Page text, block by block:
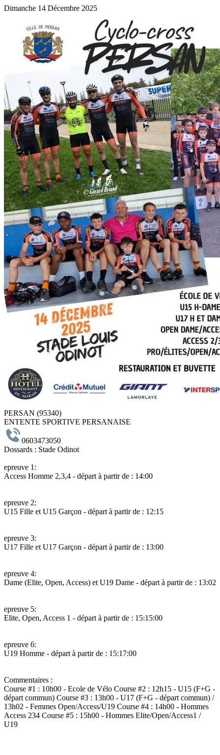
Dimanche 14 Décembre 2025
PERSAN (95340)
ENTENTE SPORTIVE PERSANAISE
0603473050
Dossards : Stade Odinot
epreuve 1:
Access Homme 2,3,4 - départ à partir de : 14:00
epreuve 2:
U15 Fille et U15 Garçon - départ à partir de : 12:15
epreuve 3:
U17 Fille et U17 Garçon - départ à partir de : 13:00
epreuve 4:
Dame (Elite, Open, Access) et U19 Dame - départ à partir de : 13:02
epreuve 5:
Elite, Open, Access 1 - départ à partir de : 15:15:00
epreuve 6:
U19 Homme - départ à partir de : 15:17:00
Commentaires :
Course #1 : 10h00 - Ecole de Vélo Course #2 : 12h15 - U15 (F+G -
départ commun) Course #3 : 13h00 - U17 (F+G - départ commun) /
13h02 - Femmes Open/Access/U19 Course #4 : 14h00 - Hommes
Access 234 Course #5 : 15h00 - Hommes Elite/Open/Access1 /
U19